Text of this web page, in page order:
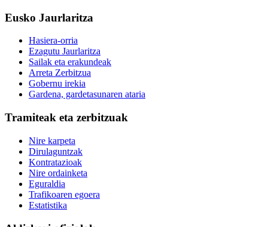
Eusko Jaurlaritza
Hasiera-orria
Ezagutu Jaurlaritza
Sailak eta erakundeak
Arreta Zerbitzua
Gobernu irekia
Gardena, gardetasunaren ataria
Tramiteak eta zerbitzuak
Nire karpeta
Dirulaguntzak
Kontratazioak
Nire ordainketa
Eguraldia
Trafikoaren egoera
Estatistika